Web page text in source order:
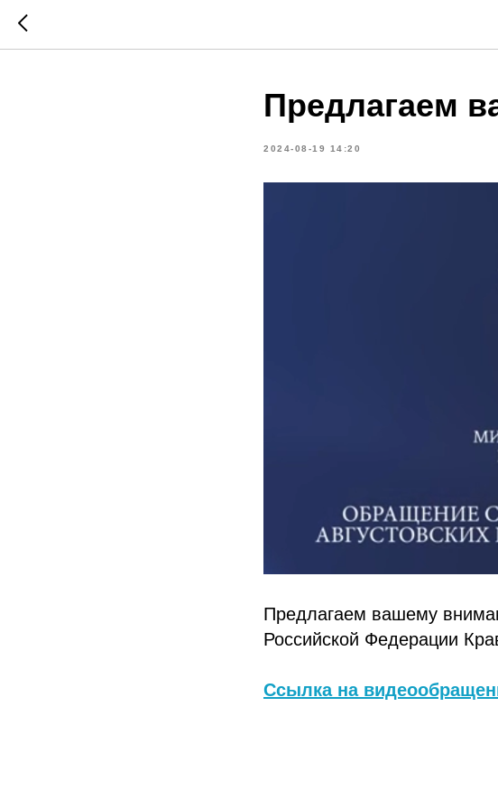
Предлагаем
2024-08-19 14:20
Предлагаем вашему
Российской Федерации
Ссылка на